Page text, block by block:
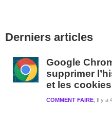
latérale
Derniers articles
Google
supprimer
et les cookies
Il y a
COMMENT FAIRE